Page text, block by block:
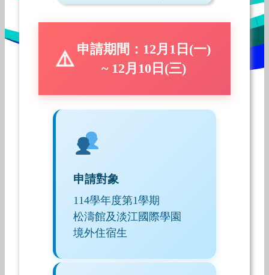
申請期間：12月1日(一)
~ 12月10日(三)
申請對象
114學年度第1學期
松濤館及淡江國際學園
境外住宿生